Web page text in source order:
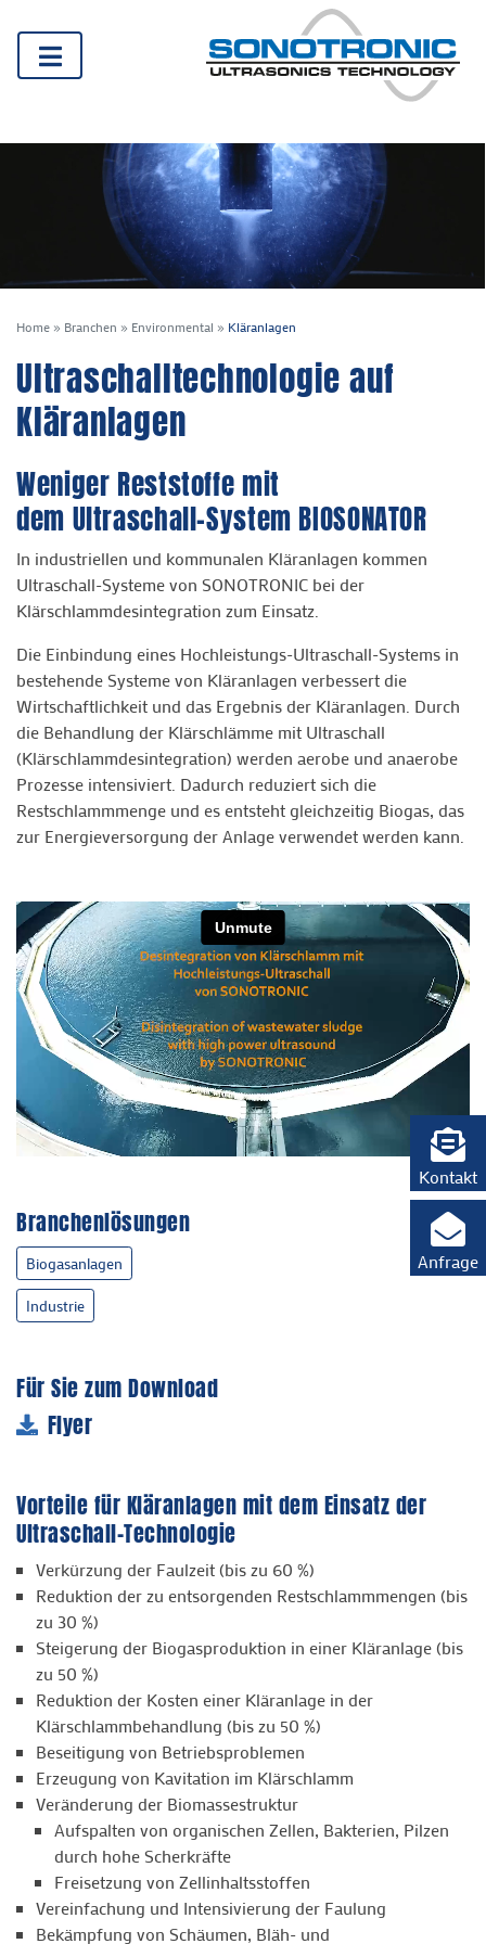
Kontakt
Anfrage
Home » Branchen » Environmental » Kläranlagen
Ultraschalltechnologie auf
Kläranlagen
Weniger Reststoffe mit
dem Ultraschall-System BIOSONATOR
In industriellen und kommunalen Kläranlagen kommen
Ultraschall-Systeme von SONOTRONIC bei der
Klärschlammdesintegration zum Einsatz.
Die Einbindung eines Hochleistungs-Ultraschall-Systems in
bestehende Systeme von Kläranlagen verbessert die
Wirtschaftlichkeit und das Ergebnis der Kläranlagen. Durch
die Behandlung der Klärschlämme mit Ultraschall
(Klärschlammdesintegration) werden aerobe und anaerobe
Prozesse intensiviert. Dadurch reduziert sich die
Restschlammmenge und es entsteht gleichzeitig Biogas, das
zur Energieversorgung der Anlage verwendet werden kann.
Branchenlösungen
Biogasanlagen
Industrie
Für Sie zum Download
Flyer
Vorteile für Kläranlagen mit dem Einsatz der
Ultraschall-Technologie
Verkürzung der Faulzeit (bis zu 60 %)
Reduktion der zu entsorgenden Restschlammmengen (bis
zu 30 %)
Steigerung der Biogasproduktion in einer Kläranlage (bis
zu 50 %)
Reduktion der Kosten einer Kläranlage in der
Klärschlammbehandlung (bis zu 50 %)
Beseitigung von Betriebsproblemen
Erzeugung von Kavitation im Klärschlamm
Veränderung der Biomassestruktur
Aufspalten von organischen Zellen, Bakterien, Pilzen
durch hohe Scherkräfte
Freisetzung von Zellinhaltsstoffen
Vereinfachung und Intensivierung der Faulung
Bekämpfung von Schäumen, Bläh- und